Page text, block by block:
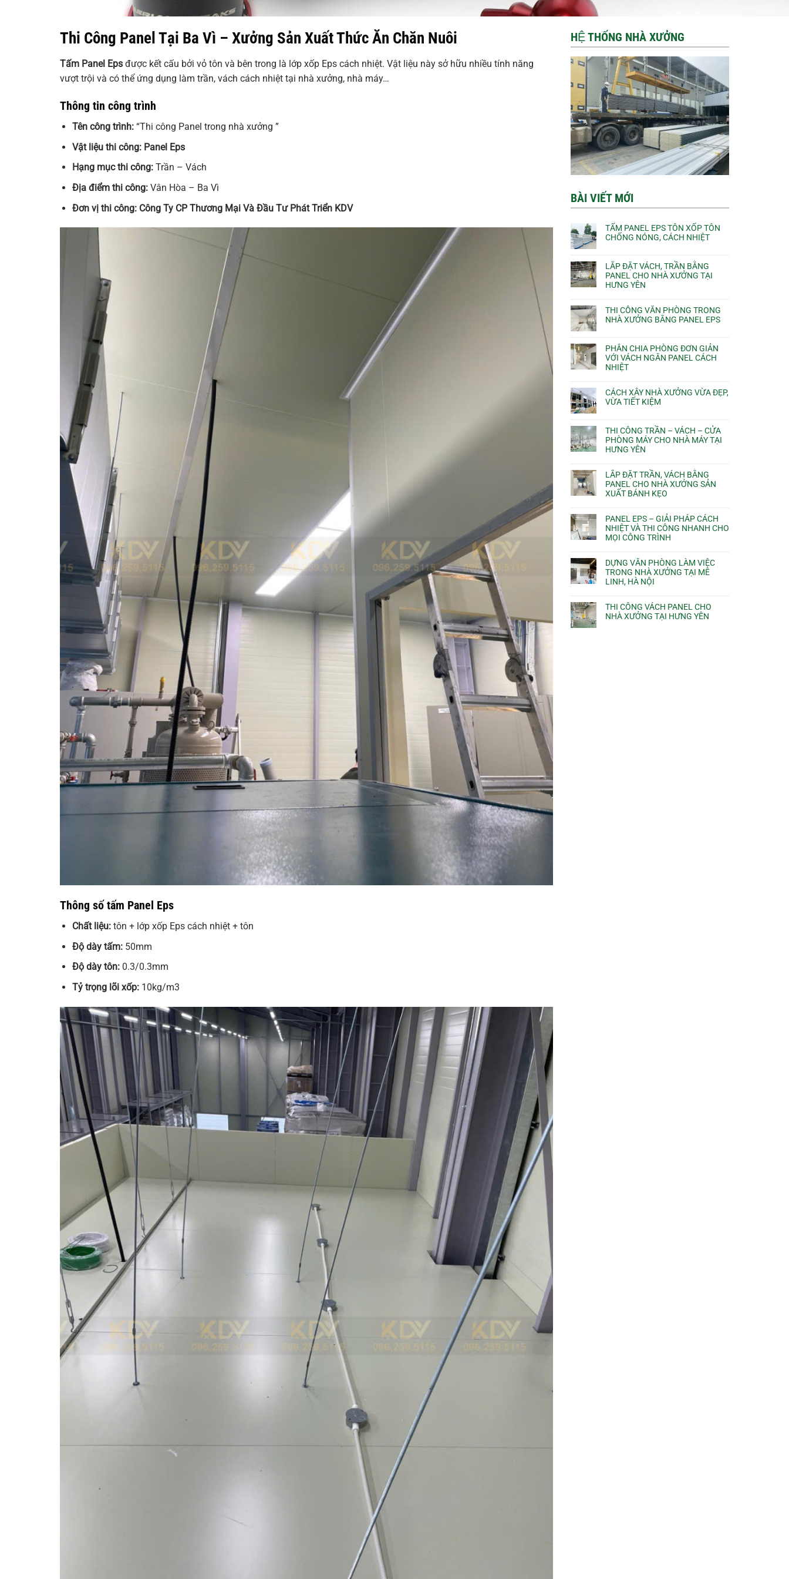
Thi Công Panel Tại Ba Vì – Xưởng Sản Xuất Thức Ăn Chăn Nuôi
Tấm Panel Eps được kết cấu bởi vỏ tôn và bên trong là lớp xốp Eps cách nhiệt. Vật liệu này sở hữu nhiều tính năng
vượt trội và có thể ứng dụng làm trần, vách cách nhiệt tại nhà xưởng, nhà máy…
Thông tin công trình
Tên công trình:“Thi công Panel trong nhà xưởng ”
Vật liệu thi công: Panel Eps
Hạng mục thi công:Trần – Vách
Địa điểm thi công:Vân Hòa – Ba Vì
Đơn vị thi công: Công Ty CP Thương Mại Và Đầu Tư Phát Triển KDV
Thông số tấm Panel Eps
Chất liệu:tôn + lớp xốp Eps cách nhiệt + tôn
Độ dày tấm:50mm
Độ dày tôn: 0.3/0.3mm
Tỷ trọng lõi xốp:10kg/m3
HỆ THỐNG NHÀ XƯỞNG
BÀI VIẾT MỚI
TẤM PANEL EPS TÔN XỐP TÔN
CHỐNG NÓNG, CÁCH NHIỆT
LẮP ĐẶT VÁCH, TRẦN BẰNG
PANEL CHO NHÀ XƯỞNG TẠI
HƯNG YÊN
THI CÔNG VĂN PHÒNG TRONG
NHÀ XƯỞNG BẰNG PANEL EPS
PHÂN CHIA PHÒNG ĐƠN GIẢN
VỚI VÁCH NGĂN PANEL CÁCH
NHIỆT
CÁCH XÂY NHÀ XƯỞNG VỪA ĐẸP,
VỪA TIẾT KIỆM
THI CÔNG TRẦN – VÁCH – CỬA
PHÒNG MÁY CHO NHÀ MÁY TẠI
HƯNG YÊN
LẮP ĐẶT TRẦN, VÁCH BẰNG
PANEL CHO NHÀ XƯỞNG SẢN
XUẤT BÁNH KẸO
PANEL EPS – GIẢI PHÁP CÁCH
NHIỆT VÀ THI CÔNG NHANH CHO
MỌI CÔNG TRÌNH
DỰNG VĂN PHÒNG LÀM VIỆC
TRONG NHÀ XƯỞNG TẠI MÊ
LINH, HÀ NỘI
THI CÔNG VÁCH PANEL CHO
NHÀ XƯỞNG TẠI HƯNG YÊN